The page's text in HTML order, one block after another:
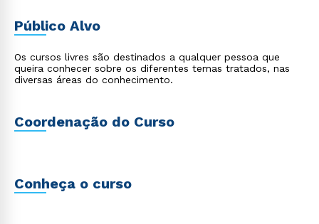
Público Alvo
Os cursos livres são destinados a qualquer pessoa que
queira conhecer sobre os diferentes temas tratados, nas
diversas áreas do conhecimento.
Coordenação do Curso
Conheça o curso